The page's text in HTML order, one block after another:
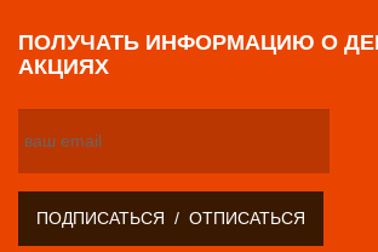
ПОЛУЧАТЬ ИНФОРМАЦИЮ О
АКЦИЯХ